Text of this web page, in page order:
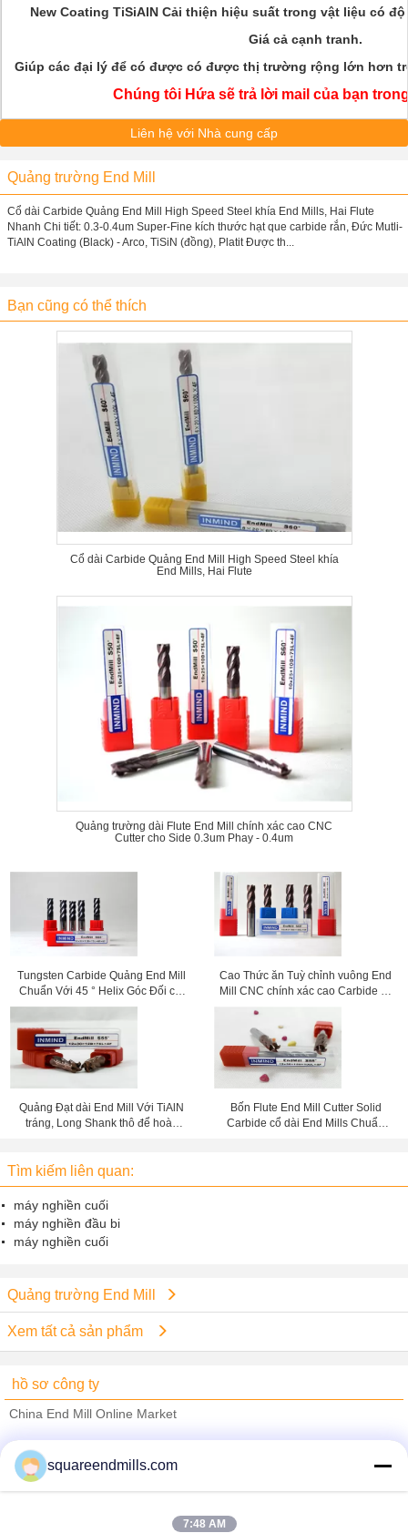
New Coating TiSiAlN Cải thiện hiệu suất trong vật liệu có
Giá cả cạnh tranh.
Giúp các đại lý để có được có được thị trường rộng lớn hơn
Chúng tôi Hứa sẽ trả lời mail của bạn
Liên hệ với Nhà cung cấp
Quảng trường End Mill
Cổ dài Carbide Quảng End Mill High Speed Steel khía End Mills, Hai Flute
Nhanh Chi tiết: 0.3-0.4um Super-Fine kích thước hạt que carbide rắn, Đức Mutli-
TiAlN Coating (Black) - Arco, TiSiN (đồng), Platit Được th...
Bạn cũng có thể thích
Cổ dài Carbide Quảng End Mill High Speed ​​Steel khía
End Mills, Hai Flute
Quảng trường dài Flute End Mill chính xác cao CNC
Cutter cho Side 0.3um Phay - 0.4um
Tungsten Carbide Quảng End Mill
Chuẩn Với 45 ° Helix Góc Đối cắt
tốc độ cao
Cao Thức ăn Tuỳ chỉnh vuông End
Mill CNC chính xác cao Carbide cụ
Quảng Đạt dài End Mill Với TiAlN
tráng, Long Shank thô để hoàn
Bốn Flute End Mill Cutter Solid
Carbide cổ dài End Mills Chuẩn
Tìm kiếm liên quan:
máy nghiền cuối
máy nghiền đầu bi
máy nghiền cuối
Quảng trường End Mill
Xem tất cả sản phẩm
hồ sơ công ty
China End Mill Online Market
Nhà cung cấp xác nhận
Trust Seal
Verified Suplier
squareendmills.com
7:48 AM